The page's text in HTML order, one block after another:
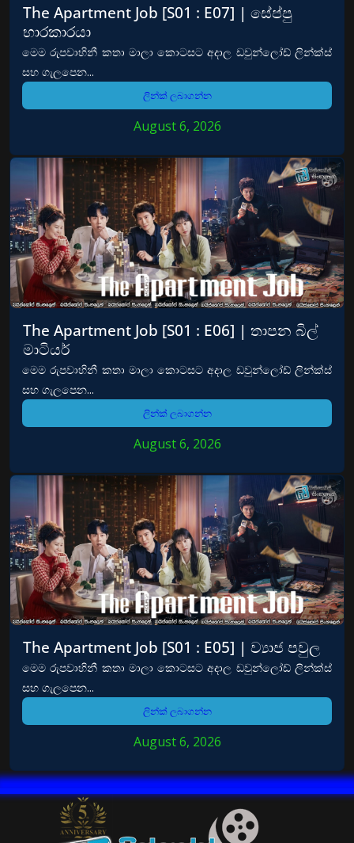
The Apartment Job [S01 : E07] | සේප්පු
භාරකාරයා
මෙම රුපවාහිනී කතා මාලා කොටසට අදාල ඩවුන්ලෝඩ් ලින්ක්ස්
සහ ගැලපෙන...
ලින්ක් ලබාගන්න
August 6, 2026
The Apartment Job [S01 : E06] | තාපන බිල්
මාටියර්
මෙම රුපවාහිනී කතා මාලා කොටසට අදාල ඩවුන්ලෝඩ් ලින්ක්ස්
සහ ගැලපෙන...
ලින්ක් ලබාගන්න
August 6, 2026
The Apartment Job [S01 : E05] | ව්‍යාජ පවුල
මෙම රුපවාහිනී කතා මාලා කොටසට අදාල ඩවුන්ලෝඩ් ලින්ක්ස්
සහ ගැලපෙන...
ලින්ක් ලබාගන්න
August 6, 2026